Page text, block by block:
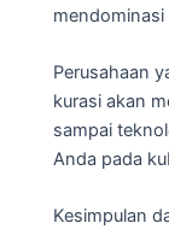
Perusahaan
kurasi akan
sampai
Anda pada
Kesimpulan